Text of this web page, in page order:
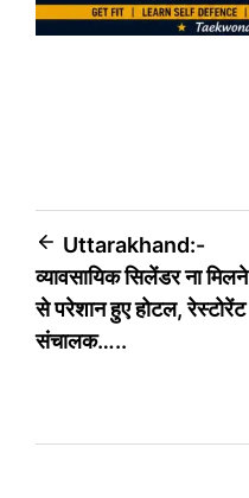
Post
navigation
Uttarakhand:-
व्यावसायिक सिलेंडर ना मिलने
से परेशान हुए होटल, रेस्टोरेंट
संचालक…..